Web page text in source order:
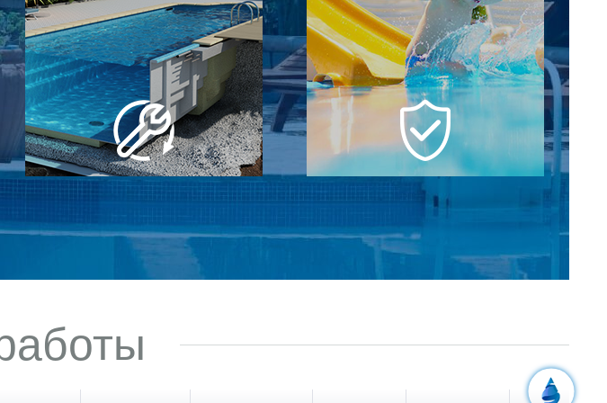
Замкнутый цикл
строительства
Мы замкнули весь цикл на себе, от
проектировки бассейна, строительных
работ и до поставки и монтажа
оборудования
Надежная и
комплексная гарантия
Мы отвечаем за бассейн на всех этапах
строительства и даем полную гарантию
на чашу 5 лет и оборудование 2 года